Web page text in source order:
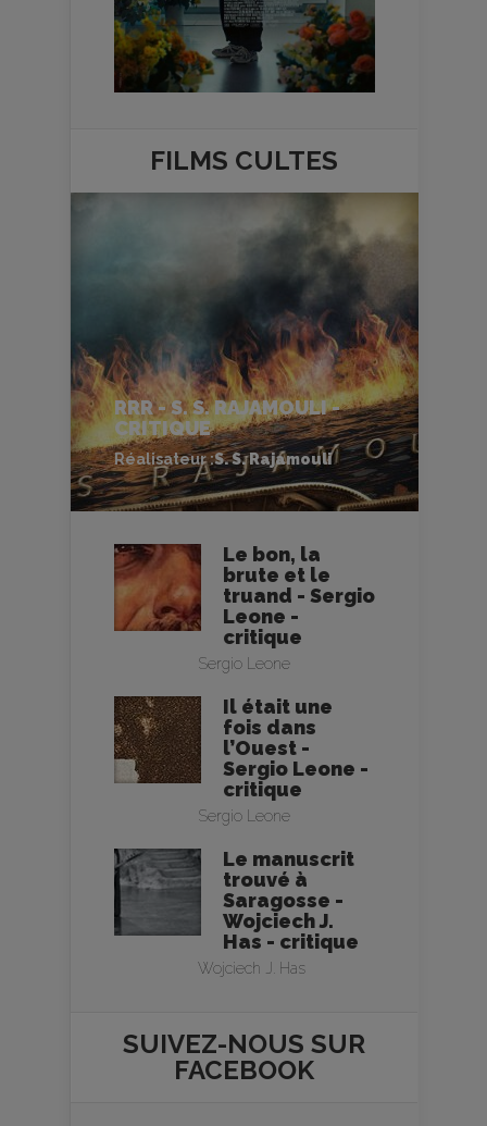
FILMS CULTES
RRR - S. S. RAJAMOULI -
CRITIQUE
Réalisateur :S. S. Rajamouli
Le bon, la
brute et le
truand - Sergio
Leone -
critique
Sergio Leone
Il était une
fois dans
l’Ouest -
Sergio Leone -
critique
Sergio Leone
Le manuscrit
trouvé à
Saragosse -
Wojciech J.
Has - critique
Wojciech J. Has
SUIVEZ-NOUS SUR
FACEBOOK